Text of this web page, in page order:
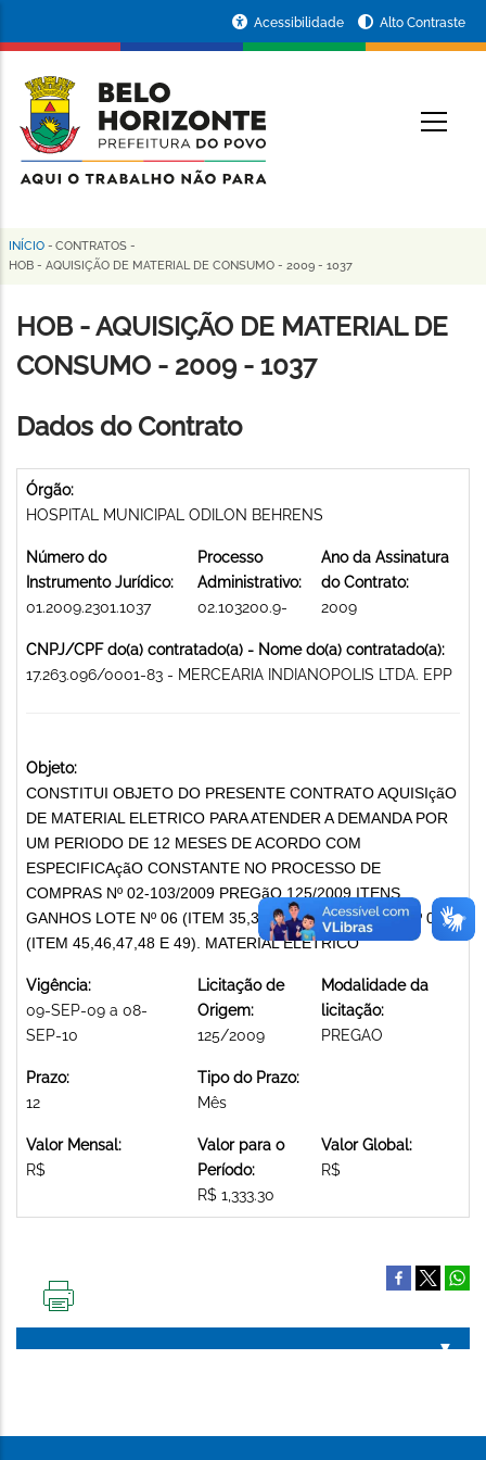
conteúdo
principal
da
Prefeitura
de
Horizonte
Acessibilidade Alto Contraste
Trilha
navegação
INÍCIO - CONTRATOS -
HOB - AQUISIÇÃO DE MATERIAL DE CONSUMO - 2009 - 1037
HOB - AQUISIÇÃO DE MATERIAL DE
CONSUMO - 2009 - 1037
Dados do Contrato
Órgão:
HOSPITAL MUNICIPAL ODILON BEHRENS
Número do
Instrumento Jurídico:
01.2009.2301.1037
Processo
Administrativo:
02.103200.9-
Ano da Assinatura
do Contrato:
2009
CNPJ/CPF do(a) contratado(a) - Nome do(a) contratado(a):
17.263.096/0001-83 - MERCEARIA INDIANOPOLIS LTDA. EPP
Objeto:
CONSTITUI OBJETO DO PRESENTE CONTRATO AQUISIçãO
DE MATERIAL ELETRICO PARA ATENDER A DEMANDA POR
UM PERIODO DE 12 MESES DE ACORDO COM
ESPECIFICAçãO CONSTANTE NO PROCESSO DE
COMPRAS Nº 02-103/2009 PREGãO 125/2009 ITENS
GANHOS LOTE Nº 06 (ITEM 35,36,37, 38 E 39) LOTE Nº 08
(ITEM 45,46,47,48 E 49). MATERIAL ELETRICO
Vigência:
09-SEP-09 a 08-
SEP-10
Licitação de
Origem:
125/2009
Modalidade da
licitação:
PREGAO
Prazo:
12
Tipo do Prazo:
Mês
Valor Mensal:
R$
Valor para o
Período:
R$ 1,333.30
Valor Global:
R$
PÁGINA